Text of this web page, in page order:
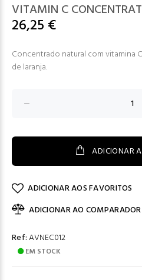
VITAMIN C
26,25 €
Concentrado natural com vitamina
de laranja.
ADICIONAR
ADICIONAR AOS FAVORITOS
ADICIONAR AO COMPARADOR
Ref:AVNEC012
EM STOCK